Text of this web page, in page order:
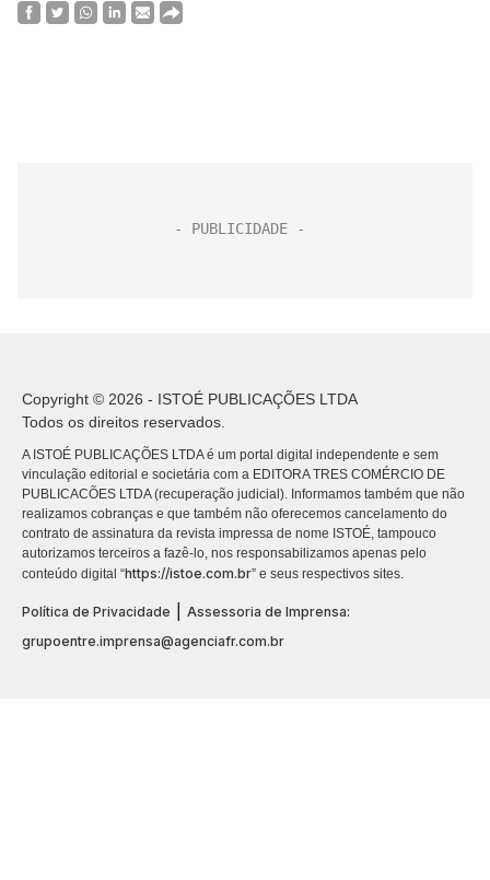
Copyright © 2026 - ISTOÉ PUBLICAÇÕES LTDA
Todos os direitos reservados.
A ISTOÉ PUBLICAÇÕES LTDA é um portal digital independente e sem
vinculação editorial e societária com a EDITORA TRES COMÉRCIO DE
PUBLICACÕES LTDA (recuperação judicial). Informamos também que não
realizamos cobranças e que também não oferecemos cancelamento do
contrato de assinatura da revista impressa de nome ISTOÉ, tampouco
autorizamos terceiros a fazê-lo, nos responsabilizamos apenas pelo
conteúdo digital “https://istoe.com.br” e seus respectivos sites.
Política de Privacidade
Assessoria de Imprensa:
grupoentre.imprensa@agenciafr.com.br